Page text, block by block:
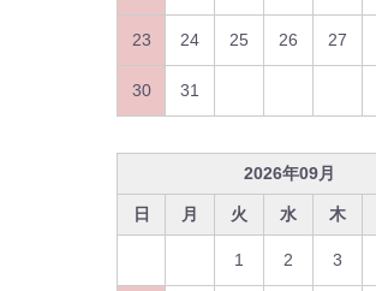
23 24 25 26 27
30 31
2026年09月
日 月 火 水 木
1 2 3